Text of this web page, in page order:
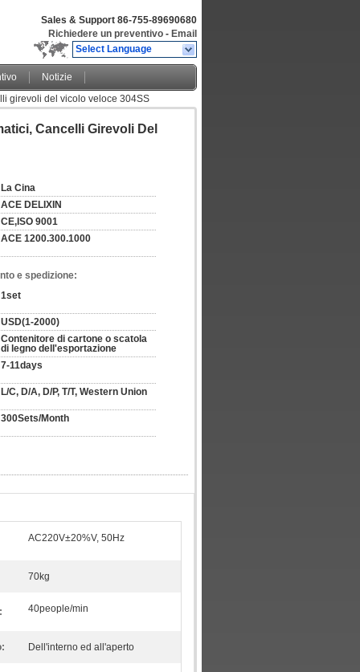
Sales & Support 86-755-89690680
Richiedere un preventivo - Email
Select Language
Notizie
girevoli del vicolo veloce 304SS
Cancelli Girevoli Del
La Cina
ACE DELIXIN
CE,ISO 9001
ACE 1200.300.1000
e spedizione:
1set
USD(1-2000)
Contenitore di cartone o scatola
di legno dell'esportazione
7-11days
L/C, D/A, D/P, T/T, Western Union
300Sets/Month
AC220V±20%V, 50Hz
70kg
40people/min
Dell'interno ed all'aperto